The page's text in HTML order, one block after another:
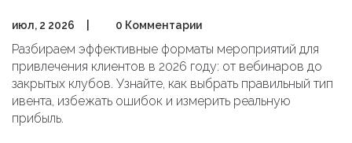
июл, 2 2026 0 Комментарии
Разбираем эффективные форматы мероприятий для
привлечения клиентов в 2026 году: от вебинаров до
закрытых клубов. Узнайте, как выбрать правильный тип
ивента, избежать ошибок и измерить реальную
прибыль.